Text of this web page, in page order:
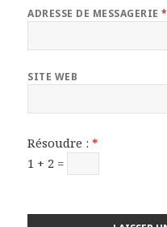
ADRESSE DE MESSAGERIE*
SITE WEB
Résoudre :*
1 + 2 =